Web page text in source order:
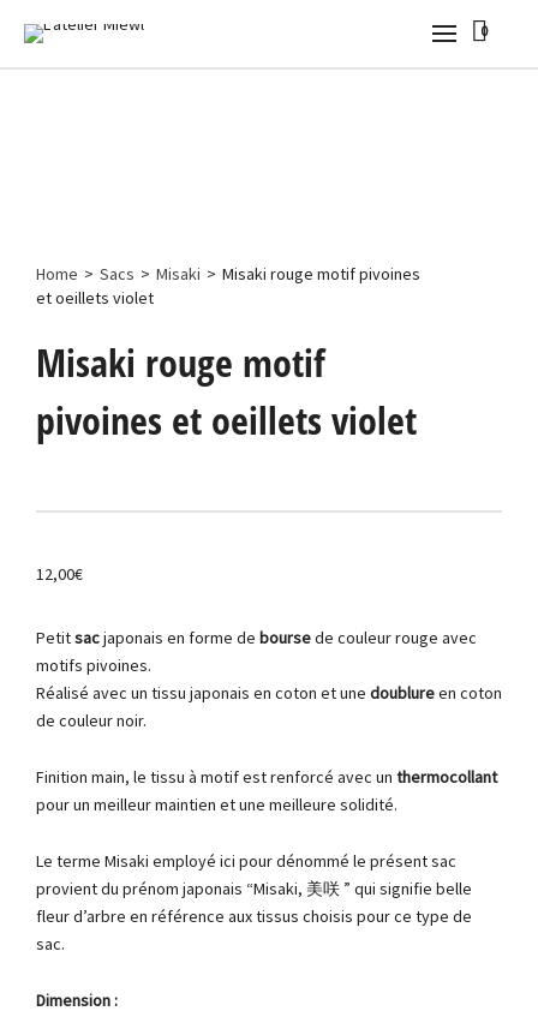
0
Home > Sacs > Misaki > Misaki rouge motif pivoines
et oeillets violet
Misaki rouge motif
pivoines et oeillets violet
12,00€
Petitsacjaponais en forme de boursede couleur rouge avec
motifs pivoines.
Réalisé avec un tissu japonais en coton et une doublureen coton
de couleur noir.
Finition main, le tissu à motif est renforcé avec un thermocollant
pour un meilleur maintien et une meilleure solidité.
Le terme Misaki employé ici pour dénommé le présent sac
provient du prénom japonais “Misaki, 美咲 ” qui signifie belle
fleur d’arbre en référence aux tissus choisis pour ce type de
sac.
Dimension :